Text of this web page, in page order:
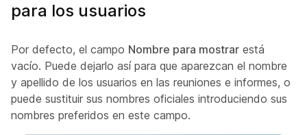
para los usuarios
Por defecto, el campo Nombre para mostrar está
vacío. Puede dejarlo así para que aparezcan el nombre
y apellido de los usuarios en las reuniones e informes, o
puede sustituir sus nombres oficiales introduciendo sus
nombres preferidos en este campo.